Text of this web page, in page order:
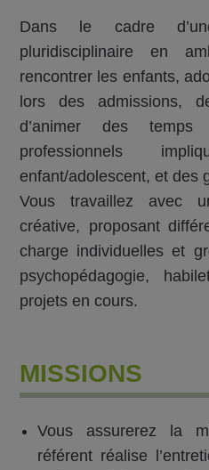
Dans le cadre
pluridisciplinaire en
rencontrer les enfants,
lors des admissions,
d’animer des temps
professionnels
enfant/adolescent, et des
Vous travaillez avec
créative, proposant
charge individuelles et
psychopédagogie,
projets en cours.
MISSIONS
Vous assurerez la
référent réalise